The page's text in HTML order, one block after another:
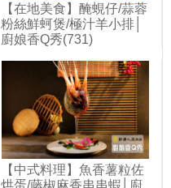
【在地美食】醃蜆仔/蒜蓉
粉絲鮮蚵煲/極汁羊小排│
廚娘香Q秀(731)
【中式料理】魚香薯粒佐
烘蛋/藤椒麻香串串蝦│廚